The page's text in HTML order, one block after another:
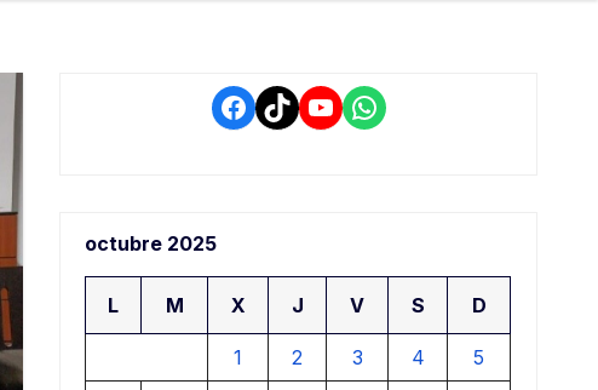
Facebook
TikTokYouTube
WhatsApp
octubre 2025
L M X J V S D
1 2 3 4
5